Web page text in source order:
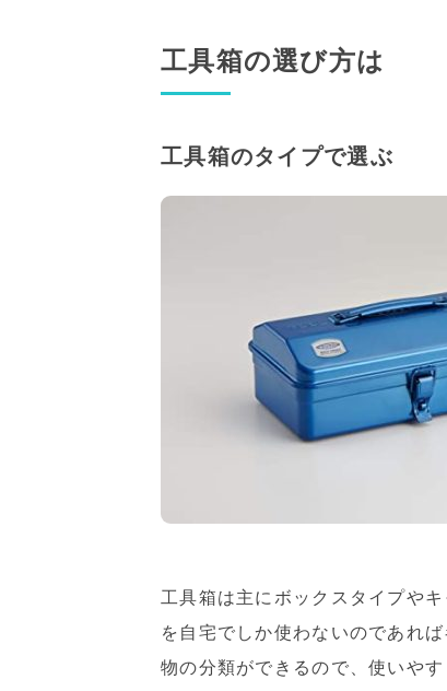
工具箱の選び方は
工具箱のタイプで選ぶ
工具箱は主にボックスタイプや
を自宅でしか使わないのであれ
物の分類ができるので、使いや